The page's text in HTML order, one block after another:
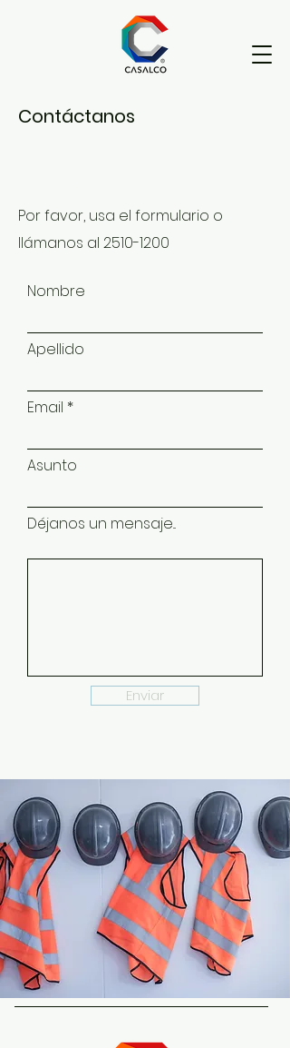
Contáctanos
Por favor, usa el formulario o
llámanos al 2510-1200
Nombre
Apellido
Email
Asunto
Déjanos un mensaje...
Enviar